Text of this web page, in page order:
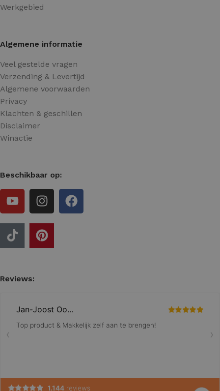
Werkgebied
Algemene informatie
Veel gestelde vragen
Verzending & Levertijd
Algemene voorwaarden
Privacy
Klachten & geschillen
Disclaimer
Winactie
Beschikbaar op:
Reviews: